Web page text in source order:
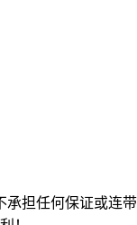
承担任何保证或连带